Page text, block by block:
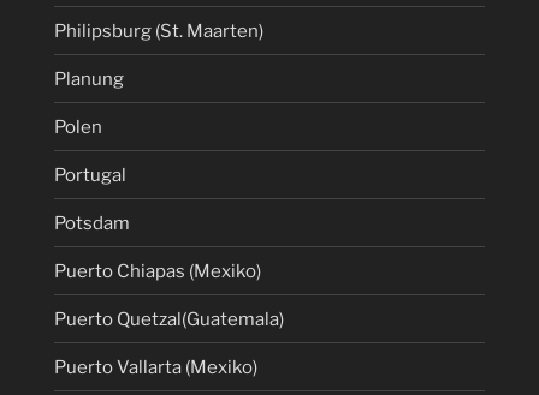
Philipsburg (St. Maarten)
Planung
Polen
Portugal
Potsdam
Puerto Chiapas (Mexiko)
Puerto Quetzal(Guatemala)
Puerto Vallarta (Mexiko)